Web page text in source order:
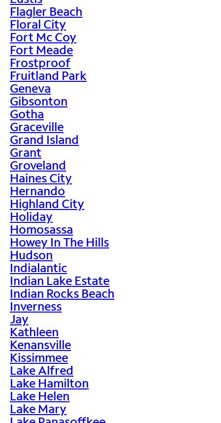
Flagler Beach
Floral City
Fort Mc Coy
Fort Meade
Frostproof
Fruitland Park
Geneva
Gibsonton
Gotha
Graceville
Grand Island
Grant
Groveland
Haines City
Hernando
Highland City
Holiday
Homosassa
Howey In The Hills
Hudson
Indialantic
Indian Lake Estate
Indian Rocks Beach
Inverness
Jay
Kathleen
Kenansville
Kissimmee
Lake Alfred
Lake Hamilton
Lake Helen
Lake Mary